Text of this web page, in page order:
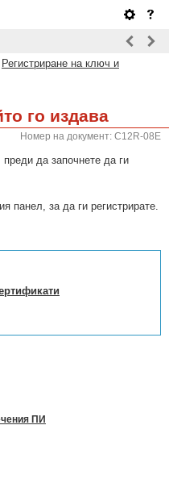
Регистриране на ключ и
го издава
Номер на документ: C12R-08E
да започнете да ги
панел, за да ги регистрирате.
ПИ